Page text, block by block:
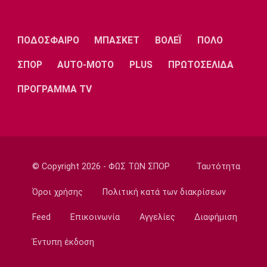
Super League 1
Ηρακλής: Αποχώρησε ο Οκάκα από την
προετοιμασία
22:21
22:15
Aτρόμητος: Δεύτερη διαδοχική νίκη σε
φιλικά στην Πολωνία
22:12
Μπάσκετ
ΠΟΔΟΣΦΑΙΡΟ ΜΠΑΣΚΕΤ ΒΟΛΕΪ ΠΟΛΟ
ΣΠΟΡ AUTO-MOTO PLUS ΠΡΩΤΟΣΕΛΙΔΑ
ΠΡΟΓΡΑΜΜΑ TV
© Copyright 2026 - ΦΩΣ ΤΩΝ ΣΠΟΡ Ταυτότητα
Όροι χρήσης Πολιτική κατά των διακρίσεων
Feed Επικοινωνία Αγγελίες Διαφήμιση
Έντυπη έκδοση